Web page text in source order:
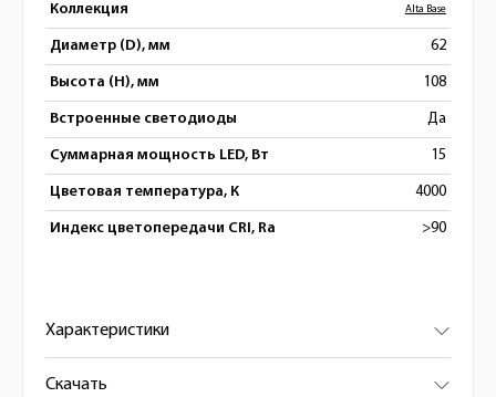
Коллекция Alta Base
Диаметр (D), мм 62
Высота (H), мм 108
Встроенные светодиоды Да
Суммарная мощность LED, Вт 15
Цветовая температура, К 4000
Индекс цветопередачи CRI, Ra >90
Характеристики
Скачать